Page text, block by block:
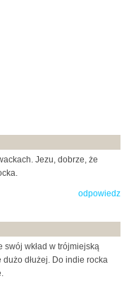
Jezu, dobrze, że
odpowiedz
swój wkład w trójmiejską
dłużej. Do indie rocka